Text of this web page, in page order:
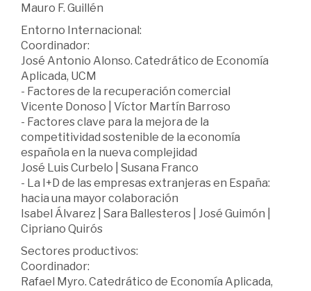
Mauro F. Guillén
Entorno Internacional:
Coordinador:
José Antonio Alonso. Catedrático de Economía
Aplicada, UCM
- Factores de la recuperación comercial
Vicente Donoso | Víctor Martín Barroso
- Factores clave para la mejora de la
competitividad sostenible de la economía
española en la nueva complejidad
José Luis Curbelo | Susana Franco
- La I+D de las empresas extranjeras en España:
hacia una mayor colaboración
Isabel Álvarez | Sara Ballesteros | José Guimón |
Cipriano Quirós
Sectores productivos:
Coordinador:
Rafael Myro. Catedrático de Economía Aplicada,